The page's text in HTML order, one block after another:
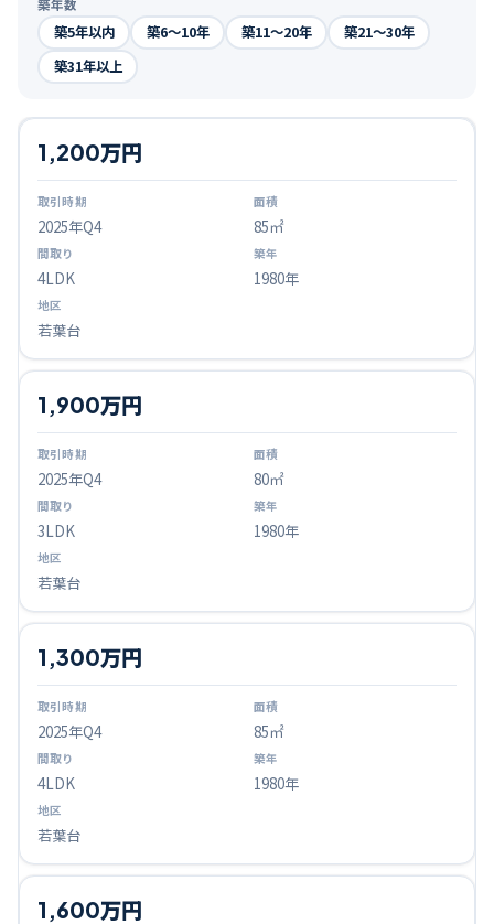
築年数
築5年以内 築6〜10年 築11〜20年
築21〜30年
築31年以上
2025年Q4
1,200万円
85㎡
4LDK 1980年
若葉台
2025年Q4
1,900万円
80㎡
3LDK 1980年
若葉台
2025年Q4
1,300万円
85㎡
4LDK 1980年
若葉台
1,600万円